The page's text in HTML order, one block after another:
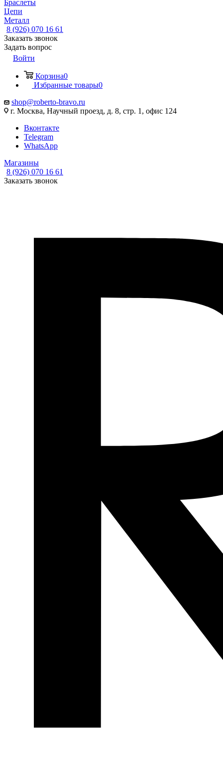
Браслеты
Цепи
Металл
8 (926) 070 16 61
Заказать звонок
Задать вопрос
Войти
Корзина0
Избранные товары0
shop@roberto-bravo.ru
г. Москва, Научный проезд, д. 8, стр. 1, офис 124
Вконтакте
Telegram
WhatsApp
Магазины
8 (926) 070 16 61
Заказать звонок